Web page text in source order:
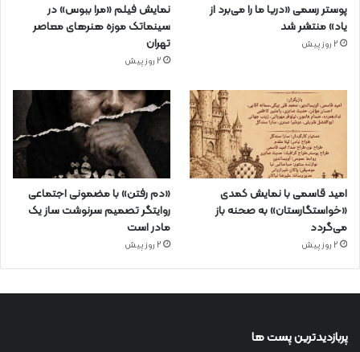
پوستر رسمی «دریا ما را می‌برد از
یاد» منتشر شد
2 روز پیش
نمایش فیلم «مرا ببوس» در
سینماتک موزه هنرهای معاصر
تهران
2 روز پیش
امید قاسمی با نمایش کمدی
«خواستگارستان» به صحنه باز
می‌گردد
2 روز پیش
«دم رفتن» با مضمونی اجتماعی
روایتگر تصمیم سرنوشت ساز یک
مادر است
2 روز پیش
پربازدیدترین پست ها